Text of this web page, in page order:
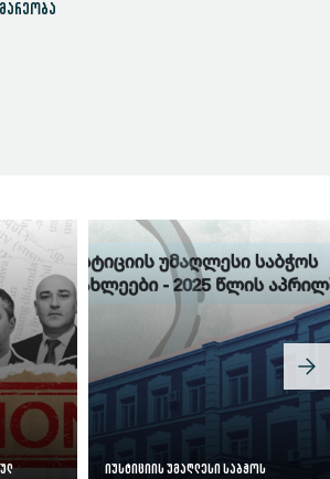
იუსტიციის უმაღლესი საბჭოს